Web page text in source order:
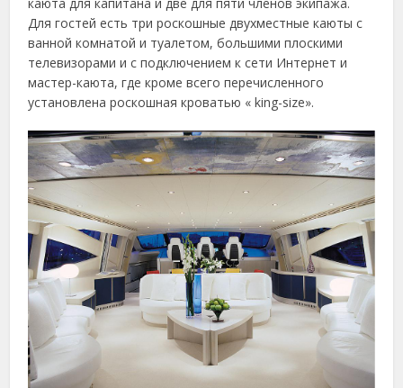
Для гостей есть три роскошные двухместные каюты с
ванной комнатой и туалетом, большими плоскими
телевизорами и с подключением к сети Интернет и
мастер-каюта, где кроме всего перечисленного
установлена роскошная кроватью « king-size».